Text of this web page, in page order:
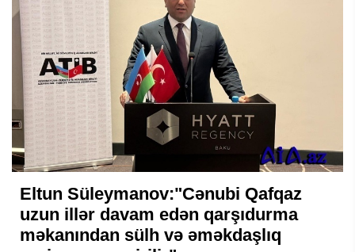
Eltun Süleymanov:"Cənubi Qafqaz
uzun illər davam edən qarşıdurma
məkanından sülh və əməkdaşlıq